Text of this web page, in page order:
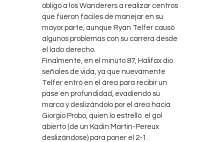
obligó a los Wanderers a realizar centros
que fueron fáciles de manejar en su
mayor parte, aunque Ryan Telfer causó
algunos problemas con su carrera desde
el lado derecho.
Finalmente, en el minuto 87, Halifax dio
señales de vida, ya que nuevamente
Telfer entró en el área para recibir un
pase en profundidad, evadiendo su
marca y deslizándolo por el área hacia
Giorgio Probo, quien lo estrelló. el gol
abierto (de un Kadin Martin-Pereux
deslizándose) para poner el 2-1.